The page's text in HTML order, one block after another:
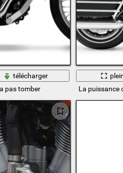
télécharger
pas tomber
La puissance